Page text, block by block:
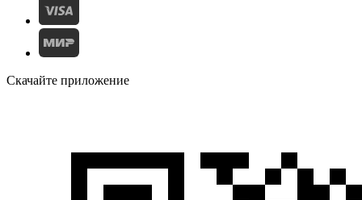
Скачайте приложение